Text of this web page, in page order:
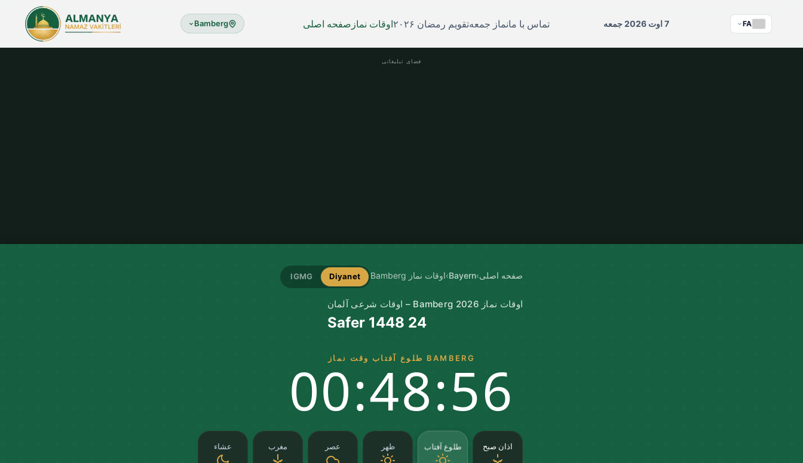
Bamberg صفحه اصلی اوقات نماز تقویم رمضان ۲۰۲۶نماز جمعهتماس با ما 7 اوت 2026 جمعه FA
فضای تبلیغاتی
صفحه اصلی›
Bayern
›اوقات نماز Bamberg Diyanet
IGMG
اوقات نماز Bamberg 2026 – اوقات شرعی آلمان
24 Safer 1448
BAMBERG طلوع آفتاب وقت نماز
00:48:55
اذان صبح طلوع آفتاب ظهر عصر مغرب عشاء